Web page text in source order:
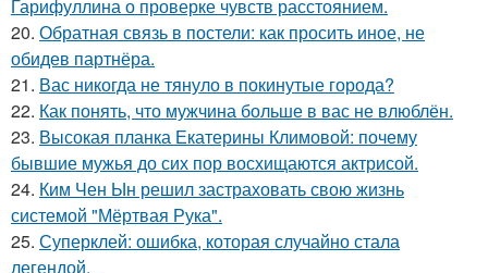
Гарифуллина о проверке чувств расстоянием.
20. Обратная связь в постели: как просить иное, не
обидев партнёра.
21. Вас никогда не тянуло в покинутые города?
22. Как понять, что мужчина больше в вас не влюблён.
23. Высокая планка Екатерины Климовой: почему
бывшие мужья до сих пор восхищаются актрисой.
24. Ким Чен Ын решил застраховать свою жизнь
системой "Мёртвая Рука".
25. Суперклей: ошибка, которая случайно стала
легендой.